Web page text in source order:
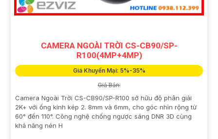
CAMERA NGOÀI TRỜI CS-CB90/SP-
R100(4MP+4MP)
Giá Khuyến Mại: 5%-35%
Giá Bán:
Camera Ngoài Trời CS-CB90/SP-R100 sở hữu độ phân giải
2K+ với ống kính kép 2. 8mm và 6mm, cho góc nhìn rộng từ
60° đến 110°. Công nghệ chống ngược sáng DNR 3D cùng
khả năng nén H